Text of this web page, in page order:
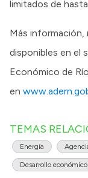
limitados de
Más información,
disponibles en el
Económico de
en
TEMAS
Energía
Desarrollo